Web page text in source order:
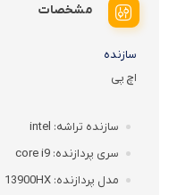
مشخصات
سازنده
اچ پی
سازنده تراشه intel
سری پردازنده core i9
مدل پردازنده 13900HX